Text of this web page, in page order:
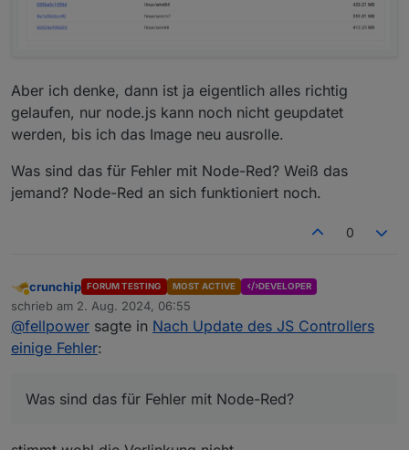
Aber ich denke, dann ist ja eigentlich alles richtig
gelaufen, nur node.js kann noch nicht geupdatet
werden, bis ich das Image neu ausrolle.
Was sind das für Fehler mit Node-Red? Weiß das
jemand? Node-Red an sich funktioniert noch.
0
Abwesend
crunchip FORUM TESTING MOST ACTIVE DEVELOPER
schrieb am 2. Aug. 2024, 06:55
zuletzt editiert von
@fellpower sagte in Nach Update des JS Controllers
einige Fehler:
Was sind das für Fehler mit Node-Red?